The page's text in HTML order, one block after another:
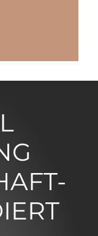
im beruflichen